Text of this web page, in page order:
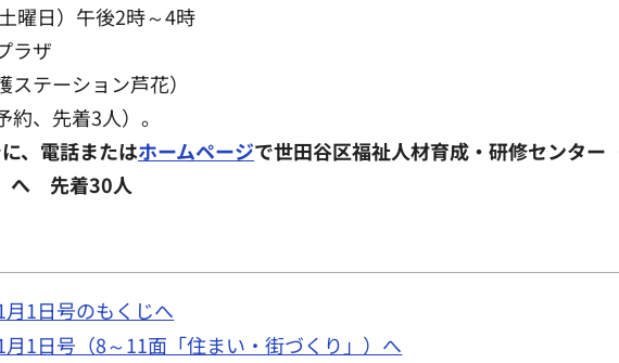
曜日）午後2時～4時
ラザ
テーション芦花）
、先着3人）。
、電話またはホームページで世田谷区福祉人材育成・研修センタ
へ 先着30人
1日号のもくじへ
1日号（8～11面「住まい・街づくり」）へ